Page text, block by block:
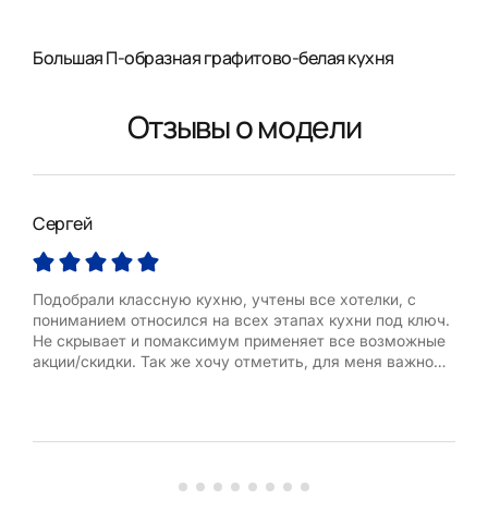
Большая П-образная графитово-белая кухня
Отзывы о модели
Сергей
Подобрали классную кухню, учтены все хотелки, с
пониманием относился на всех этапах кухни под ключ.
Не скрывает и помаксимум применяет все возможные
акции/скидки. Так же хочу отметить, для меня важно
благодарность. Остались только положител...